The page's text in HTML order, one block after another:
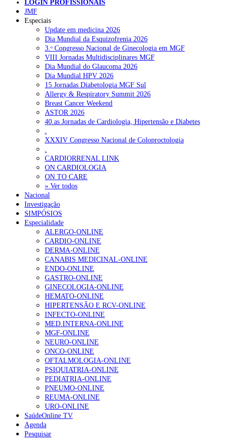
NOTÍCIAS RECENTES
Quase 11.900 jovens recorreram aos cheques psicólogo e
nutricionista no primeiro mês 7 de Agosto, 2026
ULS de Coimbra estreia cirurgia endoscópica do ouvido com
apoio robótico em Portugal 7 de Agosto, 2026
Enfermeiros exigem esclarecimentos sobre eventual gestão
privada da ULS do Algarve 7 de Agosto, 2026
Ordem dos Médicos alerta para riscos no novo sistema de acesso
a consultas e cirurgias 7 de Agosto, 2026
Portugal está a formar os médicos de que precisa?
2026
NOTÍCIAS MAIS LIDAS
Enfermagem Forense. “Da urgência ao tribunal, cada
gesto conta e cada profissional faz a diferença”
203 visualizações
1.º Episódio do Podcast “Frequência Cardio – Sintoniza-
te na Insuficiência Cardíaca” da Bayer
169 visualizações
Alguns milhares de utentes podem ficar sem médico de
família com nova regras do registo, alerta associação
132 visualizações
“Os programas de rastreio do cancro do pulmão são
custo-efetivos e representam um investimento
sustentável para os sistemas de saúde”
93 visualizações
LOGIN PROFISSIONAIS
JMF
Especiais
Update em medicina 2026
Dia Mundial da Esquizofrenia 2026
3.ᵒ Congresso Nacional de Ginecologia em MGF
VIII Jornadas Multidisciplinares MGF
Dia Mundial do Glaucoma 2026
Dia Mundial HPV 2026
15 Jornadas Diabetologia MGF Sul
Allergy & Respiratory Summit 2026
Breast Cancer Weekend
ASTOR 2026
40.as Jornadas de Cardiologia, Hipertensão e Diabetes
.
XXXIV Congresso Nacional de Coloproctologia
.
CARDIORRENAL LINK
ON CARDIOLOGIA
ON TO CARE
» Ver todos
Nacional
Investigação
SIMPÓSIOS
Especialidade
ALERGO-ONLINE
CARDIO-ONLINE
DERMA-ONLINE
CANABIS MEDICINAL-ONLINE
ENDO-ONLINE
GASTRO-ONLINE
GINECOLOGIA-ONLINE
HEMATO-ONLINE
HIPERTENSÃO E RCV-ONLINE
INFECTO-ONLINE
MED.INTERNA-ONLINE
MGF-ONLINE
NEURO-ONLINE
ONCO-ONLINE
OFTALMOLOGIA-ONLINE
PSIQUIATRIA-ONLINE
PEDIATRIA-ONLINE
PNEUMO-ONLINE
REUMA-ONLINE
URO-ONLINE
SaúdeOnline TV
Agenda
Pesquisar